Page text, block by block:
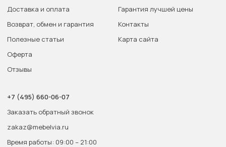
Доставка и оплата
Возврат, обмен и гарантия
Полезные статьи
Оферта
Отзывы
Гарантия лучшей цены
Контакты
Карта сайта
+7 (495) 660-06-07
Заказать обратный звонок
zakaz@mebelvia.ru
Время работы: 09:00 – 21:00